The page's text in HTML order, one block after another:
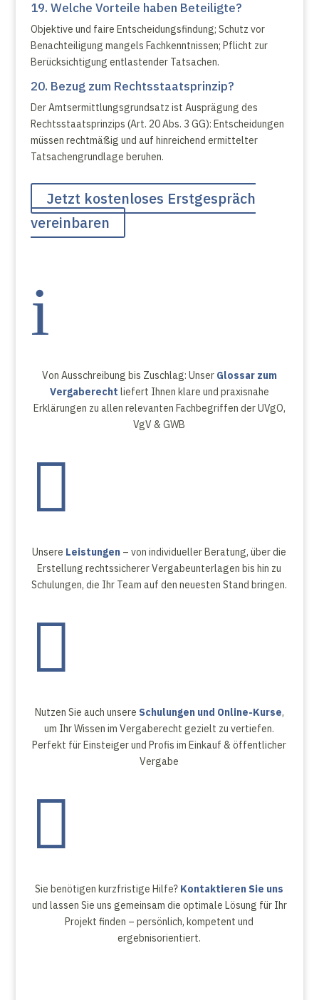
19. Welche Vorteile haben Beteiligte?
Objektive und faire Entscheidungsfindung; Schutz vor
Benachteiligung mangels Fachkenntnissen; Pflicht zur
Berücksichtigung entlastender Tatsachen.
20. Bezug zum Rechtsstaatsprinzip?
Der Amtsermittlungsgrundsatz ist Ausprägung des
Rechtsstaatsprinzips (Art. 20 Abs. 3 GG): Entscheidungen
müssen rechtmäßig und auf hinreichend ermittelter
Tatsachengrundlage beruhen.
Jetzt kostenloses Erstgespräch
vereinbaren
i
Von Ausschreibung bis Zuschlag: Unser Glossar zum
Vergaberecht liefert Ihnen klare und praxisnahe
Erklärungen zu allen relevanten Fachbegriffen der UVgO,
VgV & GWB

Unsere Leistungen – von individueller Beratung, über die
Erstellung rechtssicherer Vergabeunterlagen bis hin zu
Schulungen, die Ihr Team auf den neuesten Stand bringen.

Nutzen Sie auch unsere Schulungen und Online-Kurse,
um Ihr Wissen im Vergaberecht gezielt zu vertiefen.
Perfekt für Einsteiger und Profis im Einkauf & öffentlicher
Vergabe

Sie benötigen kurzfristige Hilfe? Kontaktieren Sie uns
und lassen Sie uns gemeinsam die optimale Lösung für Ihr
Projekt finden – persönlich, kompetent und
ergebnisorientiert.